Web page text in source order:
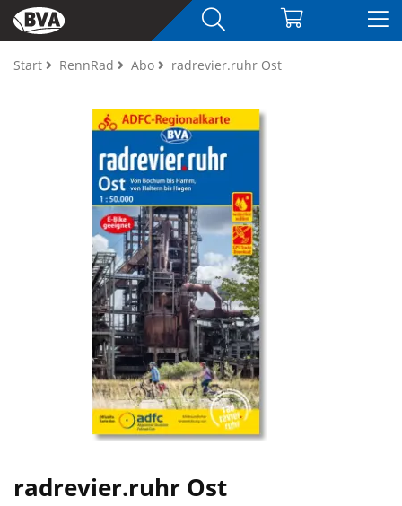
Start RennRad Abo radrevier.ruhr Ost
radrevier.ruhr Ost